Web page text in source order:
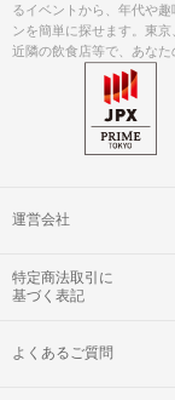
るイベントから、年代や
ンを簡単に探せます。東
近隣の飲食店等で、あなた
運営会社
特定商法取引に
基づく表記
よくあるご質問